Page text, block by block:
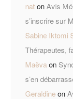
natonAvis
s’inscrire sur
Sabine Iktomi
Thérapeutes,
Maëvaon
s’en
Geraldineon